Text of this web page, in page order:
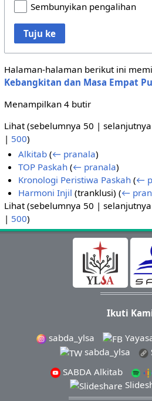
Sembunyikan pengalihan
Tuju ke
Halaman-halaman berikut ini
Kebangkitan dan Masa Empat
Menampilkan 4 butir
Lihat (sebelumnya 50 |
| 500)
Alkitab (← pranala)
TOP Paskah (← pranala)
Kronologi Peristiwa Paskah (←
Harmoni Injil (tranklusi)(←
Lihat (sebelumnya 50 |
| 500)
Ikuti
sabda_ylsa
sabda_ylsa
SABDA Alkitab